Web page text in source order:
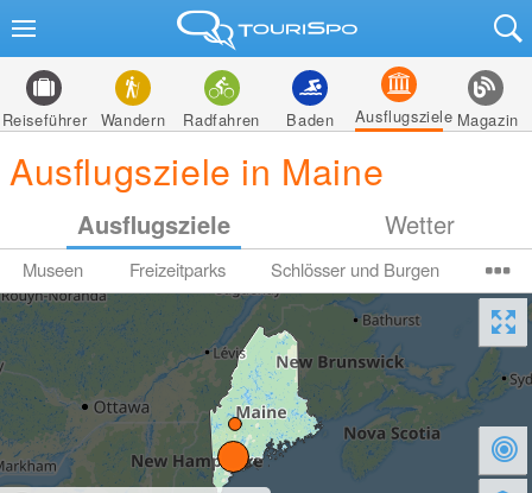
Reiseführer Wandern Radfahren Baden Ausflugsziele Magazin
Ausflugsziele in Maine
Ausflugsziele Wetter
Museen Freizeitparks Schlösser und Burgen